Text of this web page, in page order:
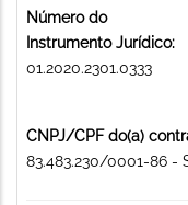
Número do
Instrumento Jurídico:
01.2020.2301.0333
CNPJ/CPF do(a)
83.483.230/0001-86 -